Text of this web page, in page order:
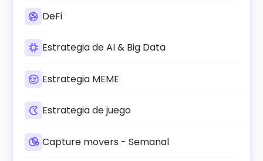
DeFi
Estrategia de AI & Big Data
Estrategia MEME
Estrategia de juego
Capture movers - Semanal